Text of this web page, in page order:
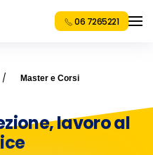
06 7265221
Master e Corsi
lavoro al